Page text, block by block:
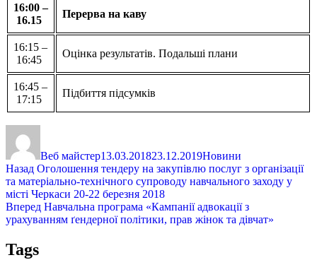
16:00 –
16.15
Перерва на каву
16:15 –
16:45
Оцінка результатів. Подальші плани
16:45 –
17:15
Підбиття підсумків
Веб майстер13.03.201823.12.2019Новини
Навігація
записів
Назад Попередній
запис:
Оголошення тендеру на закупівлю послуг з організації
та матеріально-технічного супроводу навчального заходу у
місті Черкаси 20-22 березня 2018
Вперед Наступний
запис:
Навчальна програма «Кампанії адвокації з
урахуванням ґендерної політики, прав жінок та дівчат»
Tags